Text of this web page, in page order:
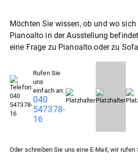
Möchten Sie wissen, ob und wo sich
Pianoalto in der Ausstellung
eine Frage zu Pianoalto oder zu
Rufen Sie
uns
einfach an:
040
547378-
16
Oder schreiben Sie uns eine E-Mail, wir rufen